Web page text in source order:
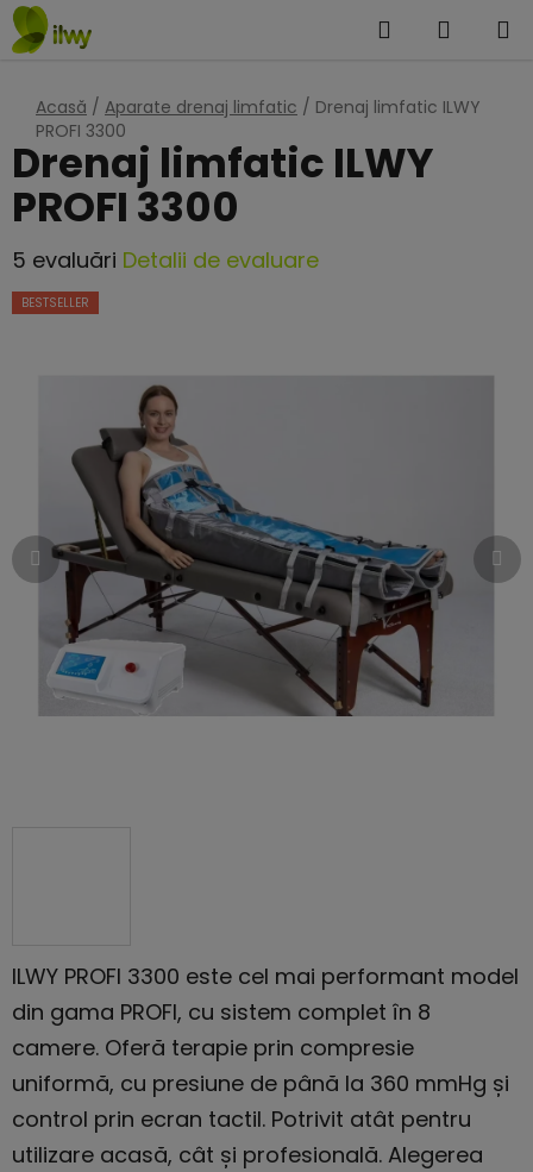
Treci
la
CăutareCOŞ
Acasă / Aparate drenaj limfatic / Drenaj limfatic ILWY
PROFI 3300
ILWY PROFI 3300 este cel mai performant model
din gama PROFI, cu sistem complet în 8
camere. Oferă terapie prin compresie
uniformă, cu presiune de până la 360 mmHg și
control prin ecran tactil. Potrivit atât pentru
utilizare acasă, cât și profesională. Alegerea
Drenaj limfatic ILWY
PROFI 3300
Evaluarea
medie
stele.
5 evaluări Detalii de evaluare
BESTSELLER